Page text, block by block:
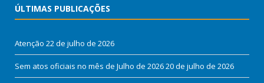
ÚLTIMAS PUBLICAÇÕES
Atenção 22 de julho de 2026
Sem atos oficiais no mês de Julho de 202620 de julho de 2026